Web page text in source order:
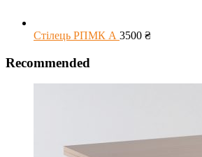
Стілець РПМК А 3500 ₴
Recommended